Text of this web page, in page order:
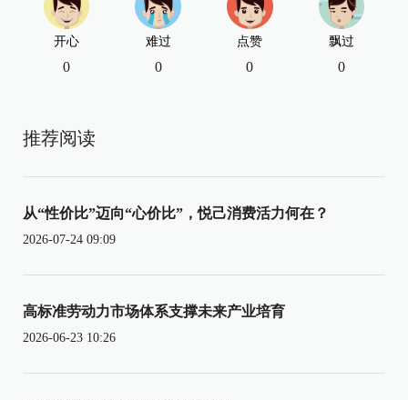
开心
0
难过
0
点赞
0
飘过
0
推荐阅读
从“性价比”迈向“心价比”，悦己消费活力何在？
2026-07-24 09:09
高标准劳动力市场体系支撑未来产业培育
2026-06-23 10:26